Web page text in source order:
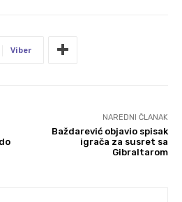
Viber
NAREDNI ČLANAK
Baždarević objavio spisak
igrača za susret sa
Gibraltarom